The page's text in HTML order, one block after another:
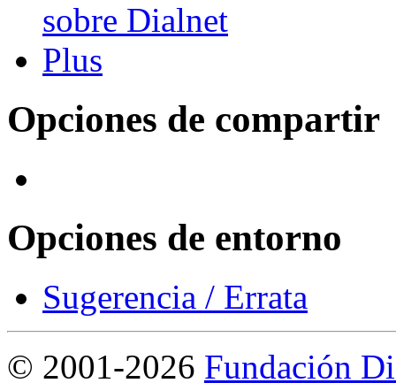
Opciones de compartir
Opciones de entorno
Sugerencia / Errata
© 2001-2026 Fundación